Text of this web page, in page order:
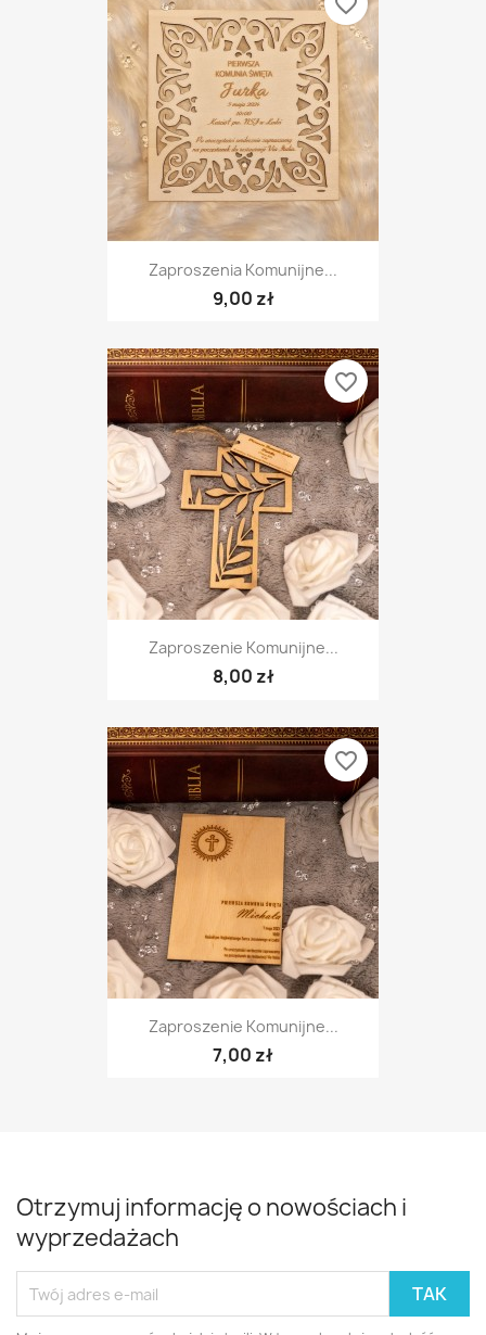
Zaproszenia Komunijne...
9,00 zł
Zaproszenie Komunijne...
8,00 zł
favorite_border
Zaproszenie Komunijne...
7,00 zł
favorite_border
Otrzymuj informację o nowościach i
wyprzedażach